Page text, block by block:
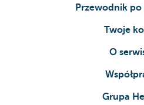
Przewodnik
Twoje
O
Grupa